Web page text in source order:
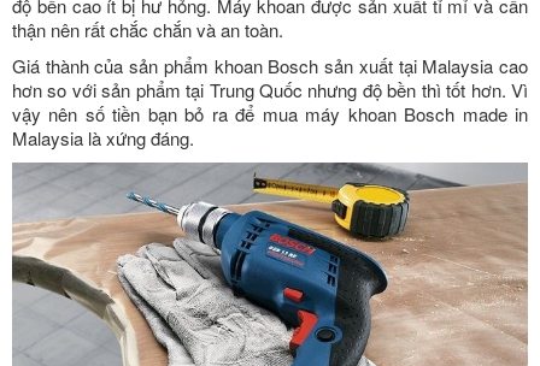
thận nên rất chắc chắn và an toàn.
Giá thành của sản phẩm khoan Bosch sản xuất tại Malaysia cao
hơn so với sản phẩm tại Trung Quốc nhưng độ bền thì tốt hơn. Vì
vậy nên số tiền bạn bỏ ra để mua máy khoan Bosch made in
Malaysia là xứng đáng.